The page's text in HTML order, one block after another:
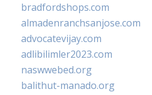
bradfordshops.com
almadenranchsanjose.com
advocatevijay.com
adlibilimler2023.com
naswwebed.org
balithut-manado.org